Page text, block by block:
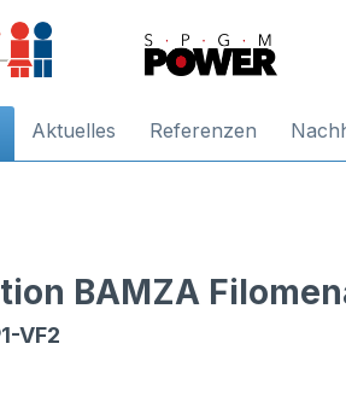
Aktuelles Referenzen
BAMZA
VF2